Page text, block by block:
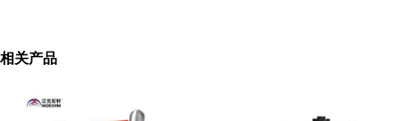
相关产品